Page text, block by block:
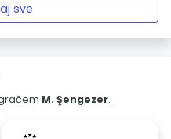
sve
M. Şengezer.